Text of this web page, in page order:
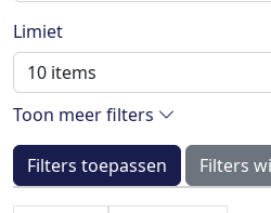
Limiet
Toon meer filters
Filters toepassen Filters